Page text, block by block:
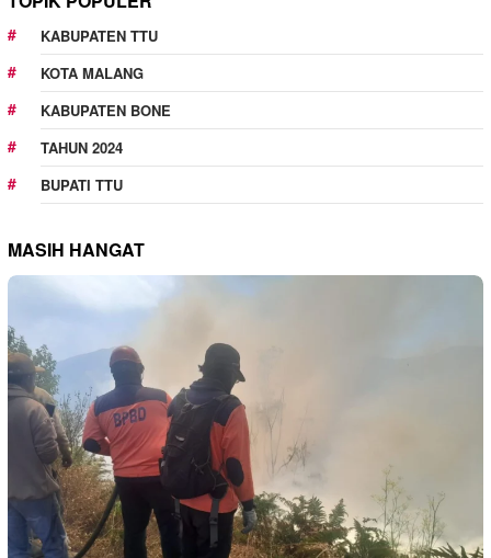
KABUPATEN TTU
KOTA MALANG
KABUPATEN BONE
TAHUN 2024
BUPATI TTU
MASIH HANGAT